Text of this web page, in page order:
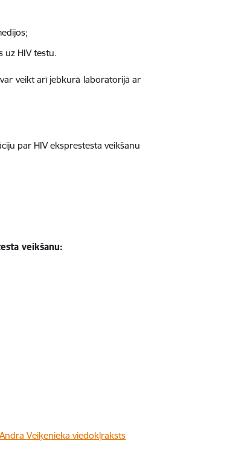
uz HIV testu.
veikt arī jebkurā laboratorijā ar
par HIV eksprestesta veikšanu
veikšanu:
Veiķenieka viedokļraksts